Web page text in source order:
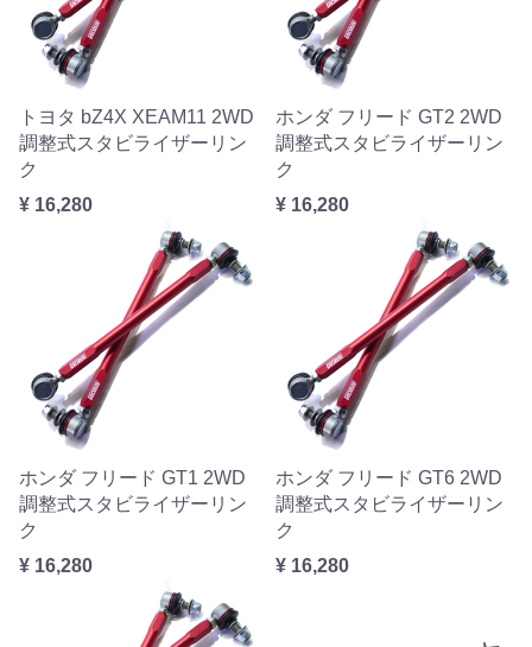
トヨタ bZ4X XEAM11 2WD
調整式スタビライザーリン
ク
¥ 16,280
ホンダ フリード GT2 2WD
調整式スタビライザーリン
ク
¥ 16,280
ホンダ フリード GT1 2WD
調整式スタビライザーリン
ク
¥ 16,280
ホンダ フリード GT6 2WD
調整式スタビライザーリン
ク
¥ 16,280